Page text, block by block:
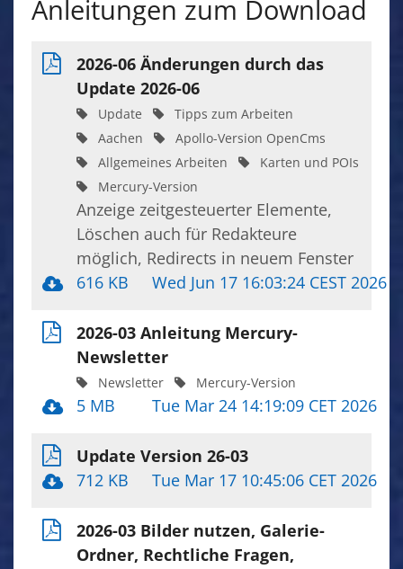
Anleitungen zum Download
2026-06 Änderungen durch das
Update 2026-06
Update
Tipps zum Arbeiten
Aachen
Apollo-Version OpenCms
Allgemeines Arbeiten
Karten und POIs
Mercury-Version
Anzeige zeitgesteuerter Elemente,
Löschen auch für Redakteure
möglich, Redirects in neuem Fenster
616 KB
Wed Jun 17 16:03:24 CEST 2026
2026-03 Anleitung Mercury-
Newsletter
Newsletter Mercury-Version
5 MB Tue Mar 24 14:19:09 CET 2026
Update Version 26-03
712 KB
Tue Mar 17 10:45:06 CET 2026
2026-03 Bilder nutzen, Galerie-
Ordner, Rechtliche Fragen,